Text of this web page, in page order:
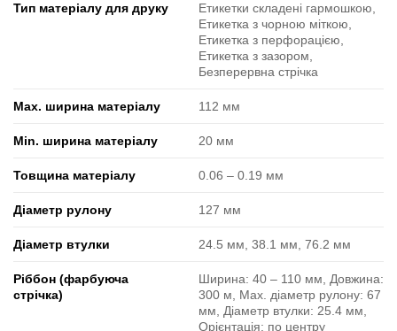
Тип матеріалу для друку
Етикетки складені гармошкою,
Етикетка з чорною міткою,
Етикетка з перфорацією,
Етикетка з зазором,
Безперервна стрічка
Max. ширина матеріалу 112 мм
Min. ширина матеріалу 20 мм
Товщина матеріалу 0.06 ‒ 0.19 мм
Діаметр рулону 127 мм
Діаметр втулки 24.5 мм, 38.1 мм, 76.2 мм
Ріббон (фарбуюча
стрічка)
Ширина: 40 ‒ 110 мм, Довжина:
300 м, Max. діаметр рулону: 67
мм, Діаметр втулки: 25.4 мм,
Орієнтація: по центру